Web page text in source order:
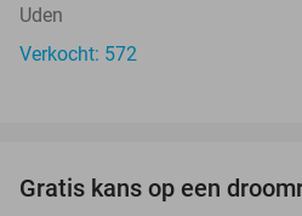
Uden
Verkocht: 572
Gratis kans op een